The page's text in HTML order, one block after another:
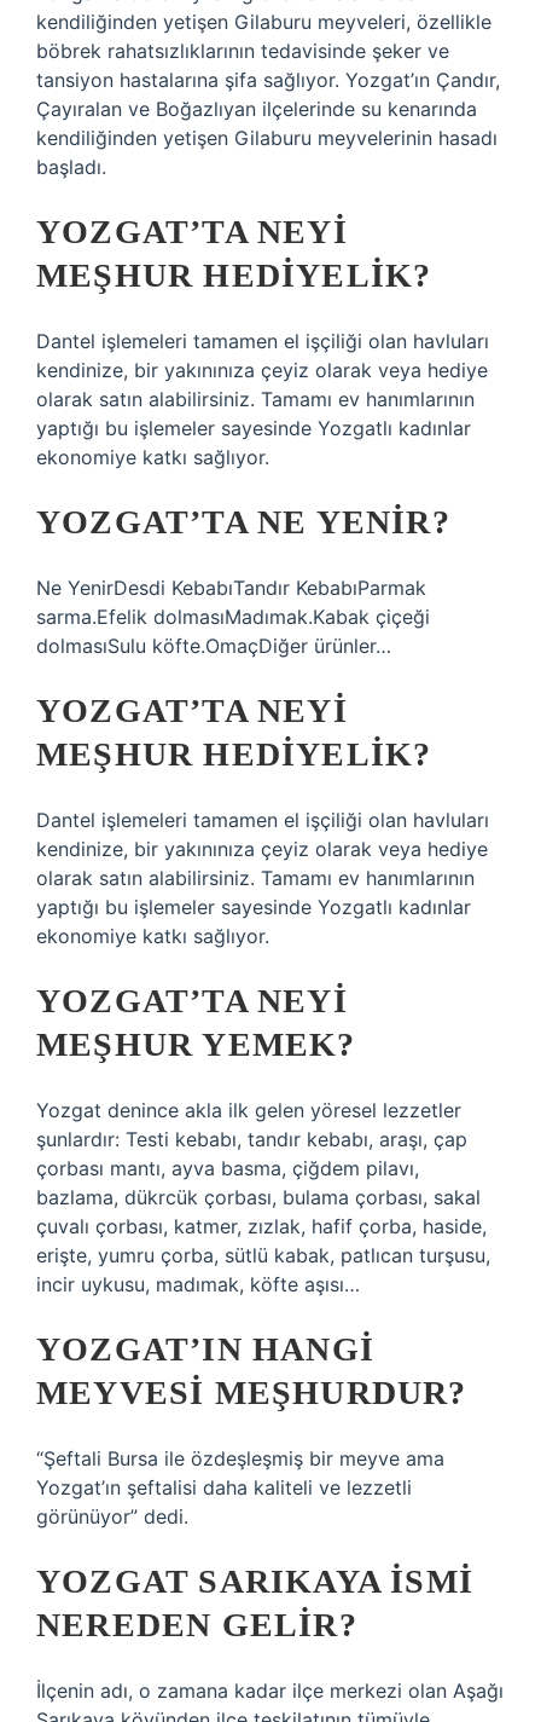
kendiliğinden yetişen Gilaburu meyveleri, özellikle
böbrek rahatsızlıklarının tedavisinde şeker ve
tansiyon hastalarına şifa sağlıyor. Yozgat’ın Çandır,
Çayıralan ve Boğazlıyan ilçelerinde su kenarında
kendiliğinden yetişen Gilaburu meyvelerinin hasadı
başladı.
YOZGAT’TA NEYI
MEŞHUR HEDIYELIK?
Dantel işlemeleri tamamen el işçiliği olan havluları
kendinize, bir yakınınıza çeyiz olarak veya hediye
olarak satın alabilirsiniz. Tamamı ev hanımlarının
yaptığı bu işlemeler sayesinde Yozgatlı kadınlar
ekonomiye katkı sağlıyor.
YOZGAT’TA NE YENIR?
Ne YenirDesdi KebabıTandır KebabıParmak
sarma.Efelik dolmasıMadımak.Kabak çiçeği
dolmasıSulu köfte.OmaçDiğer ürünler…
YOZGAT’TA NEYI
MEŞHUR HEDIYELIK?
Dantel işlemeleri tamamen el işçiliği olan havluları
kendinize, bir yakınınıza çeyiz olarak veya hediye
olarak satın alabilirsiniz. Tamamı ev hanımlarının
yaptığı bu işlemeler sayesinde Yozgatlı kadınlar
ekonomiye katkı sağlıyor.
YOZGAT’TA NEYI
MEŞHUR YEMEK?
Yozgat denince akla ilk gelen yöresel lezzetler
şunlardır: Testi kebabı, tandır kebabı, araşı, çap
çorbası mantı, ayva basma, çiğdem pilavı,
bazlama, dükrcük çorbası, bulama çorbası, sakal
çuvalı çorbası, katmer, zızlak, hafif çorba, haside,
erişte, yumru çorba, sütlü kabak, patlıcan turşusu,
incir uykusu, madımak, köfte aşısı…
YOZGAT’IN HANGI
MEYVESI MEŞHURDUR?
“Şeftali Bursa ile özdeşleşmiş bir meyve ama
Yozgat’ın şeftalisi daha kaliteli ve lezzetli
görünüyor” dedi.
YOZGAT SARIKAYA ISMI
NEREDEN GELIR?
İlçenin adı, o zamana kadar ilçe merkezi olan Aşağı